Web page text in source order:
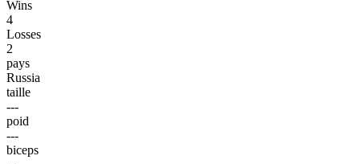
Wins
4
Losses
2
pays
Russia
taille
---
poid
---
biceps